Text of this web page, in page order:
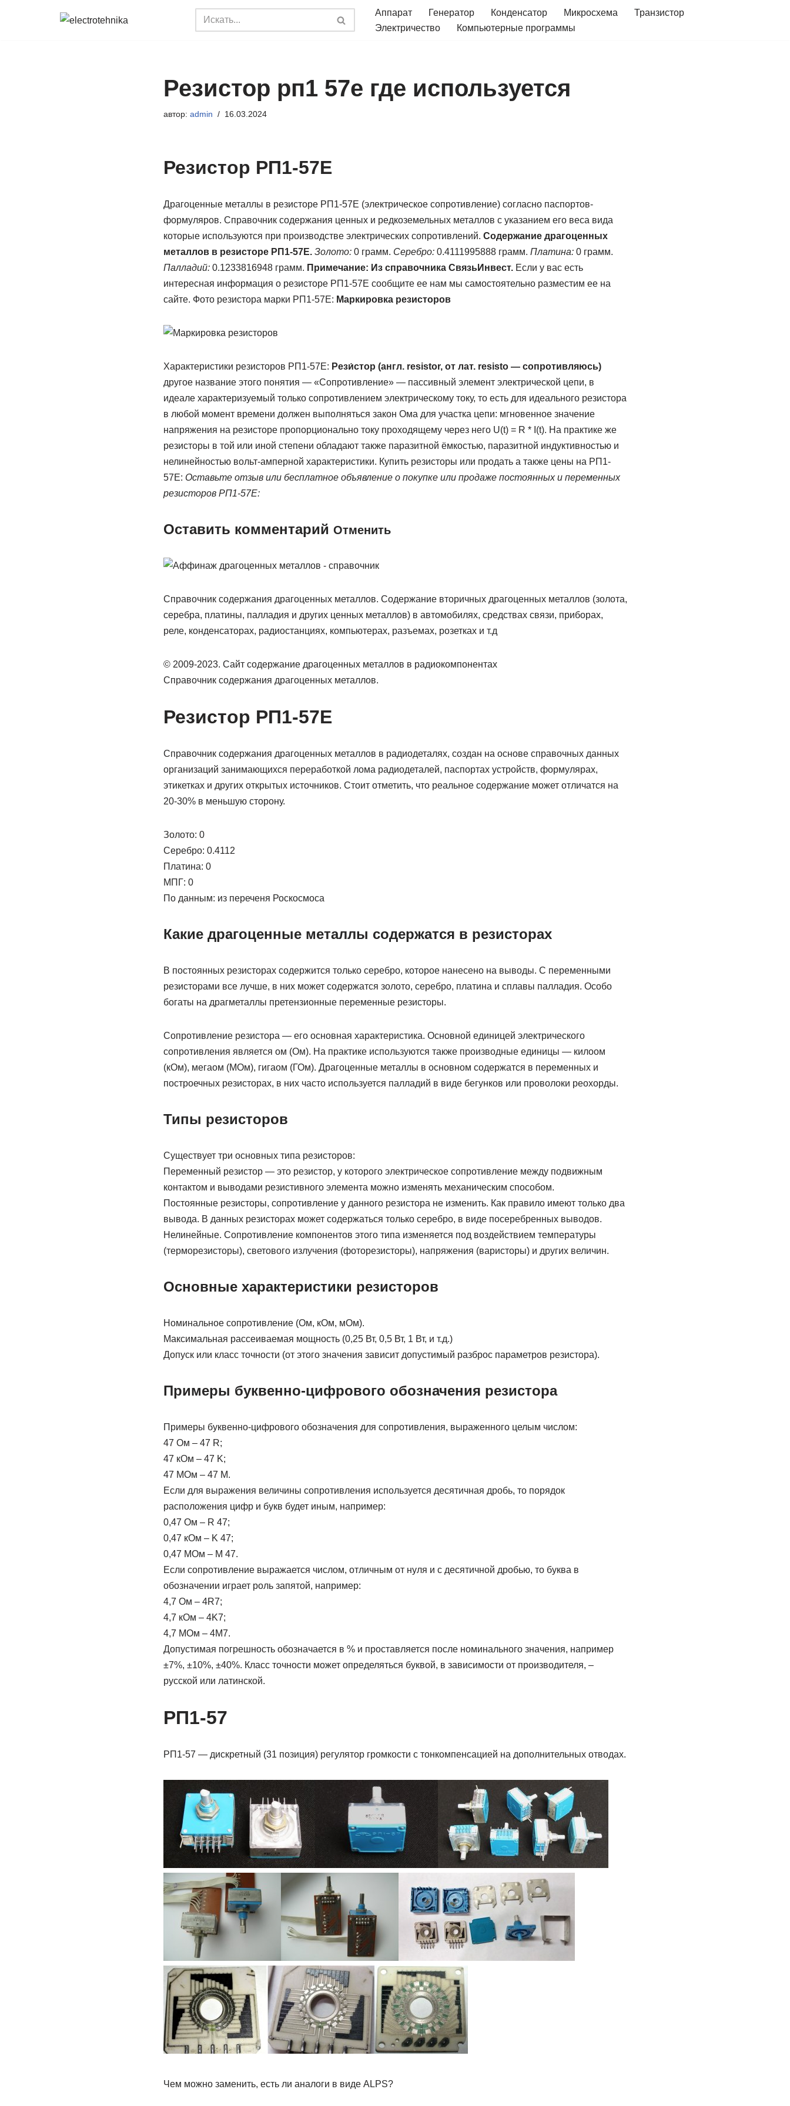
Аппарат Генератор Конденсатор Микросхема
Транзистор
Электричество
Компьютерные программы
Резистор рп1 57е где используется
автор: admin 16.03.2024
Резистор РП1-57Е
Драгоценные металлы в резисторе РП1-57Е (электрическое сопротивление) согласно паспортов-
формуляров. Справочник содержания ценных и редкоземельных металлов с указанием его веса вида
которые используются при производстве электрических сопротивлений. Содержание драгоценных
металлов в резисторе РП1-57Е. Золото:0 грамм. Серебро:0.4111995888 грамм. Платина:0 грамм.
Палладий:0.1233816948 грамм. Примечание: Из справочника СвязьИнвест.Если у вас есть
интересная информация о резисторе РП1-57Е сообщите ее нам мы самостоятельно разместим ее на
сайте. Фото резистора марки РП1-57Е: Маркировка резисторов
Характеристики резисторов РП1-57Е: Рези́стор (англ. resistor, от лат. resisto — сопротивляюсь)
другое название этого понятия — «Сопротивление» — пассивный элемент электрической цепи, в
идеале характеризуемый только сопротивлением электрическому току, то есть для идеального резистора
в любой момент времени должен выполняться закон Ома для участка цепи: мгновенное значение
напряжения на резисторе пропорционально току проходящему через него U(t) = R * I(t). На практике же
резисторы в той или иной степени обладают также паразитной ёмкостью, паразитной индуктивностью и
нелинейностью вольт-амперной характеристики. Купить резисторы или продать а также цены на РП1-
57Е: Оставьте отзыв или бесплатное объявление о покупке или продаже постоянных и переменных
резисторов РП1-57Е:
Оставить комментарий Отменить
Справочник содержания драгоценных металлов. Содержание вторичных драгоценных металлов (золота,
серебра, платины, палладия и других ценных металлов) в автомобилях, средствах связи, приборах,
реле, конденсаторах, радиостанциях, компьютерах, разъемах, розетках и т.д
© 2009-2023. Сайт содержание драгоценных металлов в радиокомпонентах
Справочник содержания драгоценных металлов.
Резистор РП1-57Е
Справочник содержания драгоценных металлов в радиодеталях, создан на основе справочных данных
организаций занимающихся переработкой лома радиодеталей, паспортах устройств, формулярах,
этикетках и других открытых источников. Стоит отметить, что реальное содержание может отличатся на
20-30% в меньшую сторону.
Золото: 0
Серебро: 0.4112
Платина: 0
МПГ: 0
По данным: из переченя Роскосмоса
Какие драгоценные металлы содержатся в резисторах
В постоянных резисторах содержится только серебро, которое нанесено на выводы. С переменными
резисторами все лучше, в них может содержатся золото, серебро, платина и сплавы палладия. Особо
богаты на драгметаллы претензионные переменные резисторы.
Сопротивление резистора — его основная характеристика. Основной единицей электрического
сопротивления является ом (Ом). На практике используются также производные единицы — килоом
(кОм), мегаом (МОм), гигаом (ГОм). Драгоценные металлы в основном содержатся в переменных и
построечных резисторах, в них часто используется палладий в виде бегунков или проволоки реохорды.
Типы резисторов
Существует три основных типа резисторов:
Переменный резистор — это резистор, у которого электрическое сопротивление между подвижным
контактом и выводами резистивного элемента можно изменять механическим способом.
Постоянные резисторы, сопротивление у данного резистора не изменить. Как правило имеют только два
вывода. В данных резисторах может содержаться только серебро, в виде посеребренных выводов.
Нелинейные. Сопротивление компонентов этого типа изменяется под воздействием температуры
(терморезисторы), светового излучения (фоторезисторы), напряжения (варисторы) и других величин.
Основные характеристики резисторов
Номинальное сопротивление (Ом, кОм, мОм).
Максимальная рассеиваемая мощность (0,25 Вт, 0,5 Вт, 1 Вт, и т.д.)
Допуск или класс точности (от этого значения зависит допустимый разброс параметров резистора).
Примеры буквенно-цифрового обозначения резистора
Примеры буквенно-цифрового обозначения для сопротивления, выраженного целым числом:
47 Ом – 47 R;
47 кОм – 47 K;
47 МОм – 47 M.
Если для выражения величины сопротивления используется десятичная дробь, то порядок
расположения цифр и букв будет иным, например:
0,47 Ом – R 47;
0,47 кОм – K 47;
0,47 МОм – M 47.
Если сопротивление выражается числом, отличным от нуля и с десятичной дробью, то буква в
обозначении играет роль запятой, например:
4,7 Ом – 4R7;
4,7 кОм – 4K7;
4,7 МОм – 4M7.
Допустимая погрешность обозначается в % и проставляется после номинального значения, например
±7%, ±10%, ±40%. Класс точности может определяться буквой, в зависимости от производителя, –
русской или латинской.
РП1-57
РП1-57 — дискретный (31 позиция) регулятор громкости с тонкомпенсацией на дополнительных отводах.
Чем можно заменить, есть ли аналоги в виде ALPS?